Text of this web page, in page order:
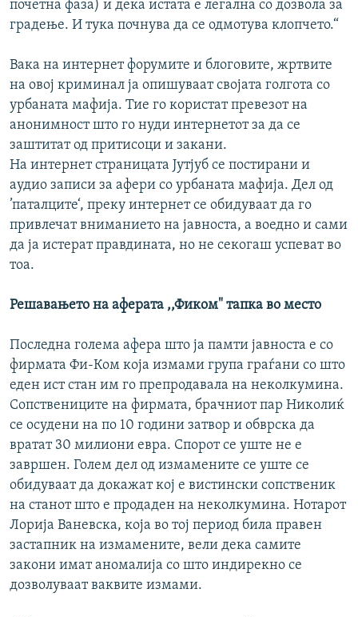
почетна фаза) и дека истата е легална со дозвола за
градење. И тука почнува да се одмотува клопчето.“
Вака на интернет форумите и блоговите, жртвите
на овој криминал ја опишуваат својата голгота со
урбаната мафија. Тие го користат превезот на
анонимност што го нуди интернетот за да се
заштитат од притисоци и закани.
На интернет страницата Јутјуб се постирани и
аудио записи за афери со урбаната мафија. Дел од
’паталците‘, преку интернет се обидуваат да го
привлечат вниманието на јавноста, а воедно и сами
да ја истерат правдината, но не секогаш успеват во
тоа.
Решавањето на аферата ,,Фиком" тапка во место
Последна голема афера што ја памти јавноста е со
фирмата Фи-Ком која измами група граѓани со што
еден ист стан им го препродавала на неколкумина.
Сопствениците на фирмата, брачниот пар Николиќ
се осудени на по 10 години затвор и обврска да
вратат 30 милиони евра. Спорот се уште не е
завршен. Голем дел од измамените се уште се
обидуваат да докажат кој е вистински сопственик
на станот што е продаден на неколкумина. Нотарот
Лорија Ваневска, која во тој период била правен
застапник на измамените, вели дека самите
закони имат аномалија со што индирекно се
дозволуваат ваквите измами.